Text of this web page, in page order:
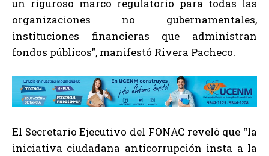
un riguroso marco regulatorio para todas las
organizaciones no gubernamentales,
instituciones financieras que administran
fondos públicos”, manifestó Rivera Pacheco.
El Secretario Ejecutivo del FONAC reveló que “la
iniciativa ciudadana anticorrupción insta a la